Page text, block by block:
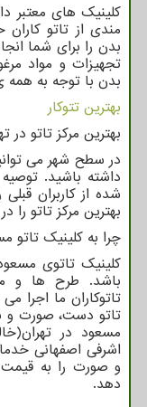
کلینیک های معتبر
مندی از تاتو
بدن را برای شما
تجهیزات و مواد
بدن با توجه به
بهترین تتوکار
بهترین مرکز تاتو
در سطح شهر می
داشته باشید.
شده از کاربران
بهترین مرکز تاتو را
چرا به کلینیک تاتو
کلینیک تاتوی
باشد. طرح ها و
تاتوکاران ما اجرا
تاتو دست، صورت و
مسعود در
اشرفی اصفهانی
و صورت را به
دهد.